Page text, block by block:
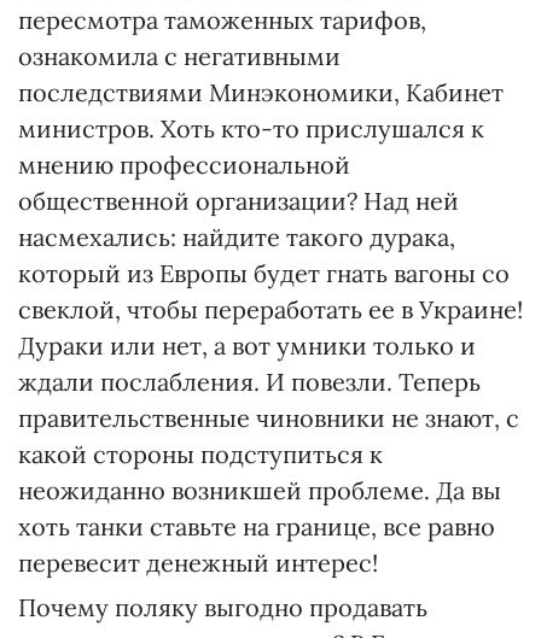
пересмотра таможенных тарифов,
ознакомила с негативными
последствиями Минэкономики, Кабинет
министров. Хоть кто-то прислушался к
мнению профессиональной
общественной организации? Над ней
насмехались: найдите такого дурака,
который из Европы будет гнать вагоны со
свеклой, чтобы переработать ее в Украине!
Дураки или нет, а вот умники только и
ждали послабления. И повезли. Теперь
правительственные чиновники не знают, с
какой стороны подступиться к
неожиданно возникшей проблеме. Да вы
хоть танки ставьте на границе, все равно
перевесит денежный интерес!
Почему поляку выгодно продавать